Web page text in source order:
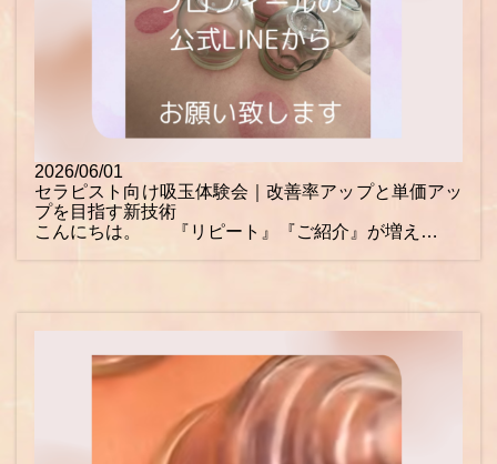
2026/06/01
セラピスト向け吸玉体験会｜改善率アップと単価アッ
プを目指す新技術
こんにちは。 『リピート』『ご紹介』が増え…